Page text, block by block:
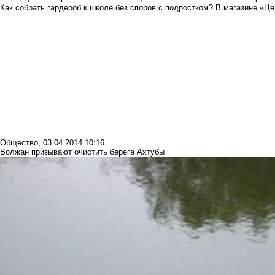
Как собрать гардероб к школе без споров с подростком? В магазине
Общество, 03.04.2014 10:16
Волжан призывают очистить берега Ахтубы